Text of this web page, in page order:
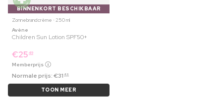
BINNENKORT BESCHIKBAAR
Zonnebrandcrème ⋅ 250 ml
Avène
Children Sun Lotion SPF50+
€25 49
Memberprijs
Normale prijs:€31 49
TOON MEER